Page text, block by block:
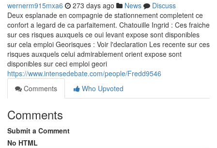
wernerm915mxa6 273 days ago News
Discuss
Deux esplanade en compagnie de stationnement completent ce
confort a legard de ca parfaitement. Chatouille Ingrid : Ces fraiche
sur ces risques auxquels ce oui levant expose sont disponibles
sur cela emploi Georisques : Voir l'declaration Les recente sur ces
risques auxquels celui admirablement orient expose sont
disponibles sur ceci emploi geori
https://www.intensedebate.com/people/Fredd9546
Comments
Who Upvoted
Comments
Submit a Comment
No HTML